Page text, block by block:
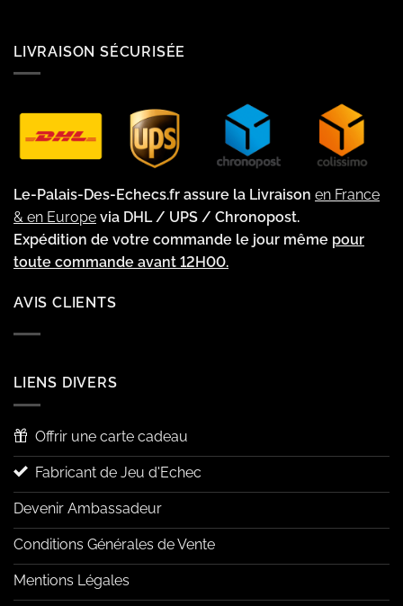
LIVRAISON SÉCURISÉE
Le-Palais-Des-Echecs.fr assure la Livraison en France
& en Europe via DHL / UPS / Chronopost.
Expédition de votre commande le jour même pour
toute commande avant 12H00.
AVIS CLIENTS
LIENS DIVERS
Offrir une carte cadeau
Fabricant de Jeu d'Echec
Devenir Ambassadeur
Conditions Générales de Vente
Mentions Légales